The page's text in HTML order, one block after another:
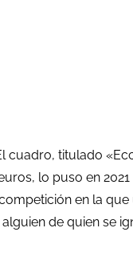
cuadro, titulado
lo puso en
en la
de quien se